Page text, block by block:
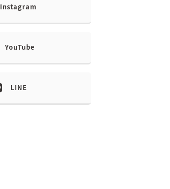
Instagram
YouTube
LINE